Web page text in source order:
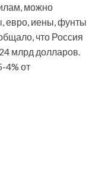
можно
евро, иены, фунты
что Россия
млрд долларов.
4% от